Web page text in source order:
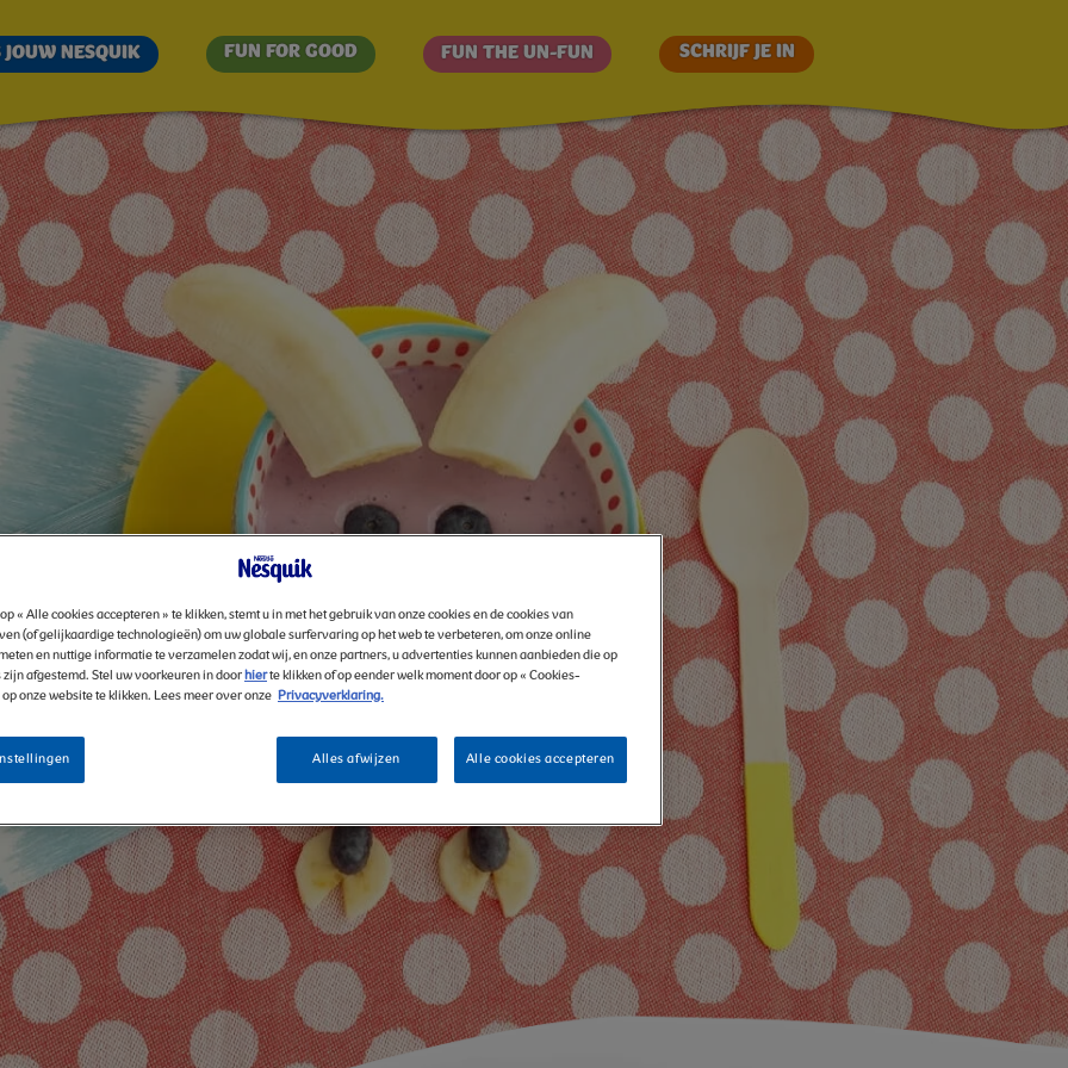
en
naar
inhoud
gaan
JOUW NESQUIK FUN FOR GOOD FUN THE UN-FUN SCHRIJF JE IN
« Alle cookies accepteren » te klikken, stemt u in met het gebruik van onze cookies en de cookies van
(of gelijkaardige technologieën) om uw globale surfervaring op het web te verbeteren, om onze online
en nuttige informatie te verzamelen zodat wij, en onze partners, u advertenties kunnen aanbieden die op
zijn afgestemd. Stel uw voorkeuren in doorhierte klikken of op eender welk moment door op « Cookies-
onze website te klikken. Lees meer over onze Privacyverklaring.
Alles afwijzen Alle cookies accepteren